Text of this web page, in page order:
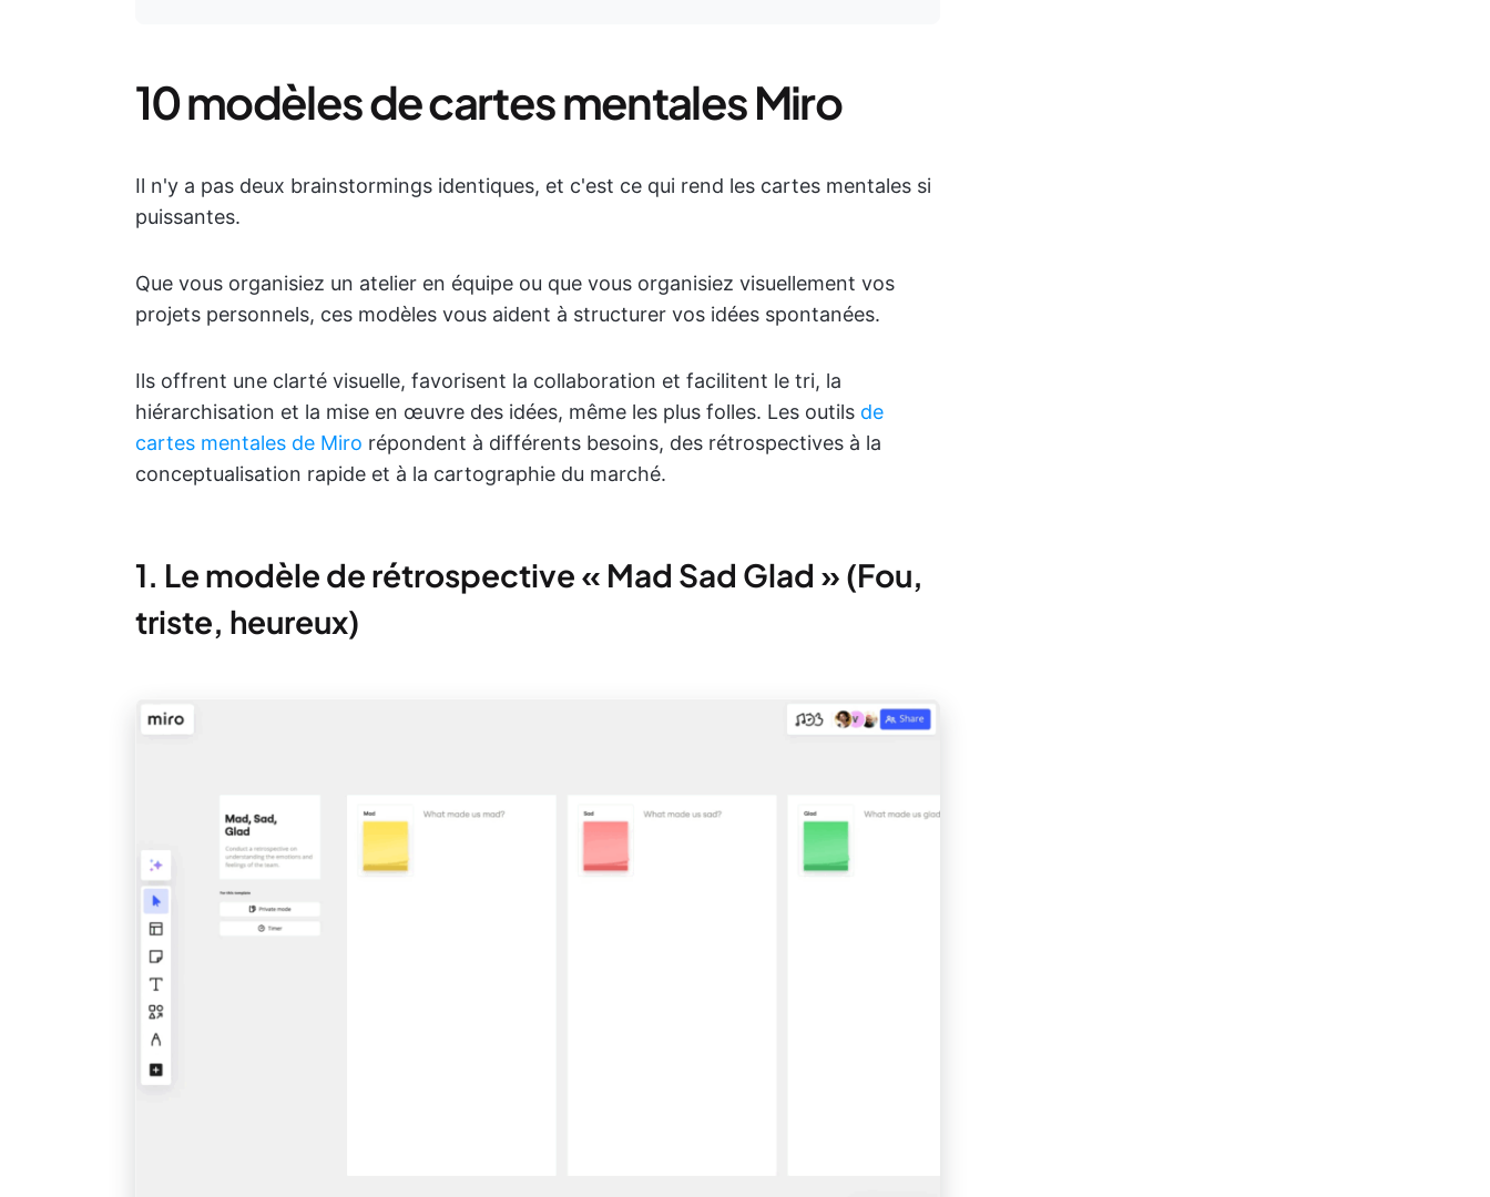
10 modèles de cartes mentales Miro
Il n'y a pas deux brainstormings identiques, et c'est ce qui rend les cartes mentales si
puissantes.
Que vous organisiez un atelier en équipe ou que vous organisiez visuellement vos
projets personnels, ces modèles vous aident à structurer vos idées spontanées.
Ils offrent une clarté visuelle, favorisent la collaboration et facilitent le tri, la
hiérarchisation et la mise en œuvre des idées, même les plus folles. Les outils de
cartes mentales de Miro répondent à différents besoins, des rétrospectives à la
conceptualisation rapide et à la cartographie du marché.
1. Le modèle de rétrospective « Mad Sad Glad » (Fou,
triste, heureux)